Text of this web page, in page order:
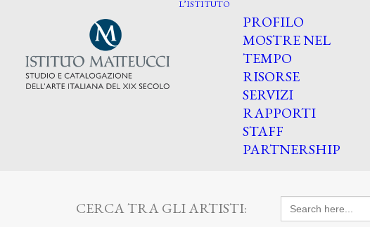
L’ISTITUTO
PROFILO
MOSTRE NEL
TEMPO
RISORSE
SERVIZI
RAPPORTI
STAFF
PARTNERSHIP
CERCA TRA GLI ARTISTI: Search
for: